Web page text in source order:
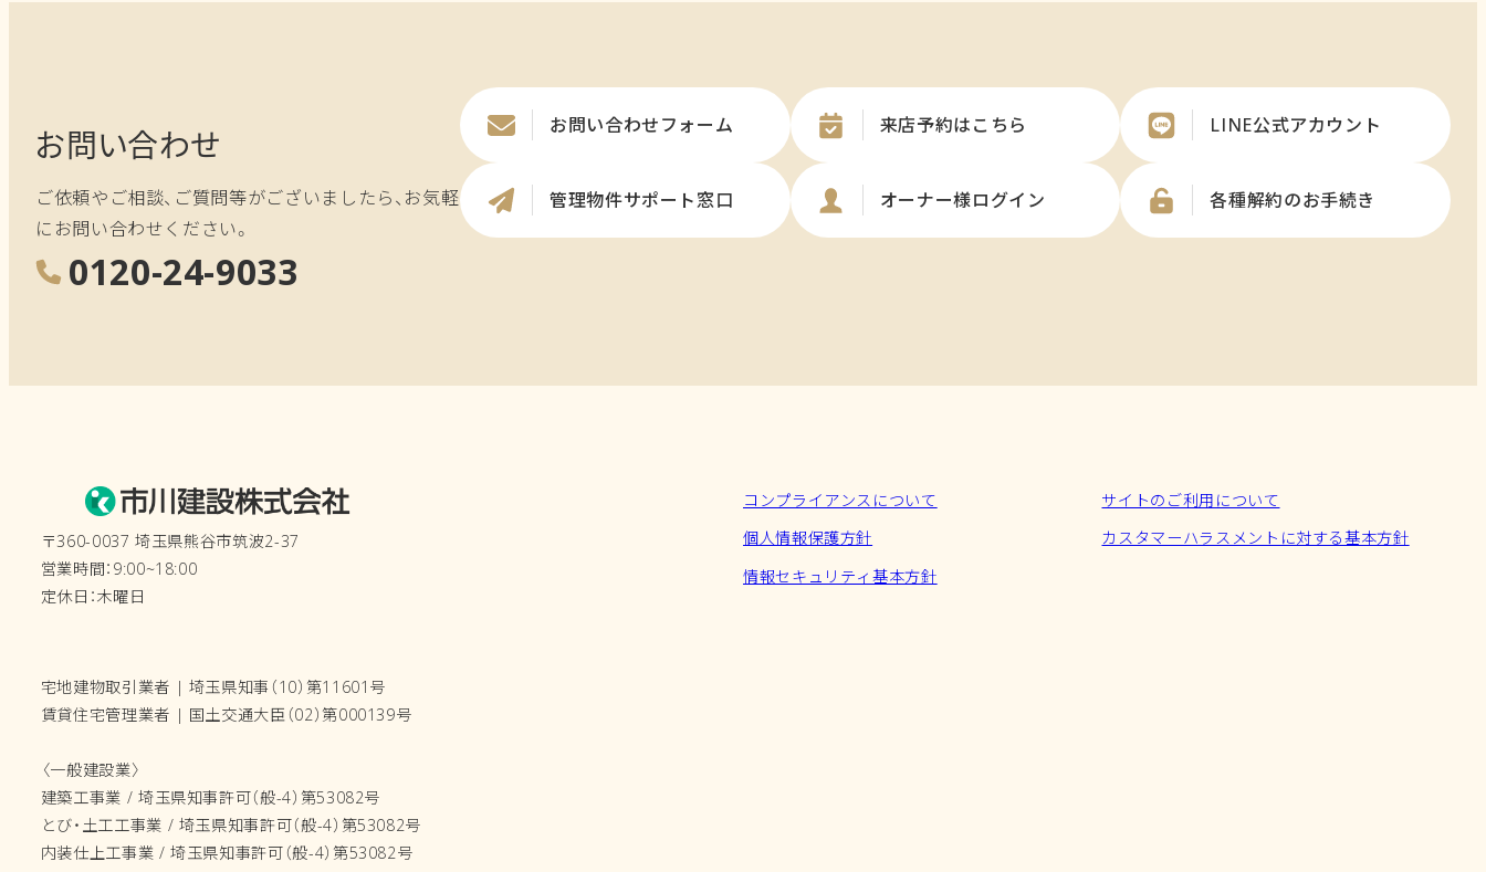
お問い合わせ
ご依頼やご相談、ご質問等がございましたら、お気軽
にお問い合わせください。
0120-24-9033
お問い合わせフォーム 来店予約はこちら LINE公式アカウント
管理物件サポート窓口 オーナー様ログイン 各種解約のお手続き
〒360-0037 埼玉県熊谷市筑波2-37
営業時間：9:00~18:00
定休日：木曜日
コンプライアンスについて
個人情報保護方針
情報セキュリティ基本方針
サイトのご利用について
カスタマーハラスメントに対する基本方針
宅地建物取引業者 | 埼玉県知事（10）第11601号
賃貸住宅管理業者 | 国土交通大臣（02）第000139号
〈一般建設業〉
建築工事業 / 埼玉県知事許可（般-4）第53082号
とび・土工工事業 / 埼玉県知事許可（般-4）第53082号
内装仕上工事業 / 埼玉県知事許可（般-4）第53082号